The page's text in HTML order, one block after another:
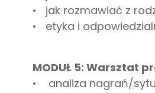
• jak rozmawiać z
• etyka i
MODUŁ 5: Warsztat
• analiza nagrań/